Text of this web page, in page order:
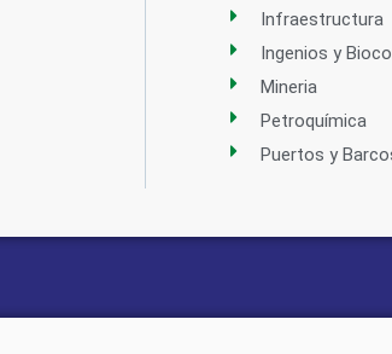
Infraestructura
Ingenios y
Mineria
Petroquímica
Puertos y